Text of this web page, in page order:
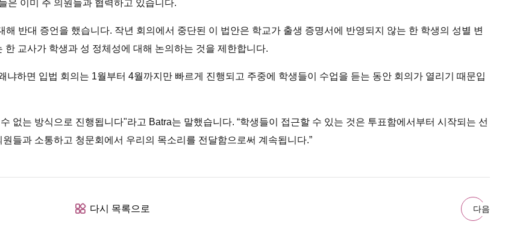
은 이미 주 의원들과 협력하고 있습니다.
반대 증언을 했습니다. 작년 회의에서 중단된 이 법안은 학교가 출생 증명서에 반영되지 않는 한 학생의 성별 변
교사가 학생과 성 정체성에 대해 논의하는 것을 제한합니다.
하면 입법 회의는 1월부터 4월까지만 빠르게 진행되고 주중에 학생들이 수업을 듣는 동안 회의가 열리기 때문입
없는 방식으로 진행됩니다"라고 Batra는 말했습니다. “학생들이 접근할 수 있는 것은 투표함에서부터 시작되는 선
들과 소통하고 청문회에서 우리의 목소리를 전달함으로써 계속됩니다.”
다시 목록으로 다음